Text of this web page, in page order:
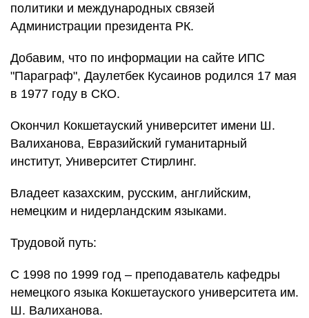
политики и международных связей
Администрации президента РК.
Добавим, что по информации на сайте ИПС
"Параграф", Даулетбек Кусаинов родился 17 мая
в 1977 году в СКО.
Окончил Кокшетауский университет имени Ш.
Валиханова, Евразийский гуманитарный
институт, Университет Стирлинг.
Владеет казахским, русским, английским,
немецким и нидерландским языками.
Трудовой путь:
С 1998 по 1999 год – преподаватель кафедры
немецкого языка Кокшетауского университета им.
Ш. Валиханова.